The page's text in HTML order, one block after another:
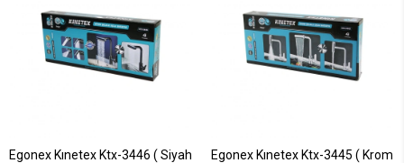
Egonex Kınetex Ktx-3446 ( Siyah
Egonex Kınetex Ktx-3445 ( Krom